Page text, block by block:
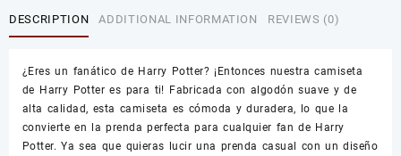
DESCRIPTION ADDITIONAL INFORMATION REVIEWS (0)
¿Eres un fanático de Harry Potter? ¡Entonces nuestra camiseta
de Harry Potter es para ti! Fabricada con algodón suave y de
alta calidad, esta camiseta es cómoda y duradera, lo que la
convierte en la prenda perfecta para cualquier fan de Harry
Potter. Ya sea que quieras lucir una prenda casual con un diseño